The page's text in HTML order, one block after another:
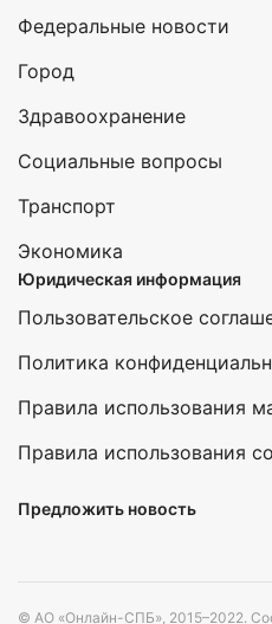
Федеральные новости
Город
Здравоохранение
Социальные вопросы
Транспорт
Экономика
Юридическая информация
Пользовательское
Политика
Правила использования
Правила использования
Предложить новость
© АО «Онлайн-СПБ», 2015–2022.